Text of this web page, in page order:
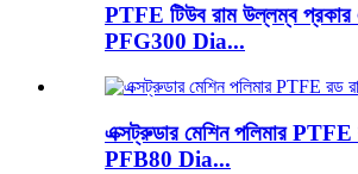
PTFE টিউব রাম উল্লম্ব প্রকার
PFG300 Dia...
এক্সট্রুডার মেশিন পলিমার PTFE
PFB80 Dia...